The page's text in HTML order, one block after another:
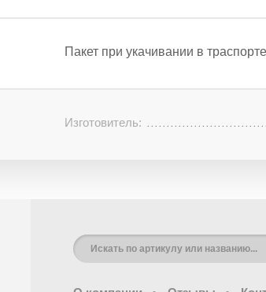
Пакет при укачивании в
Изготовитель: